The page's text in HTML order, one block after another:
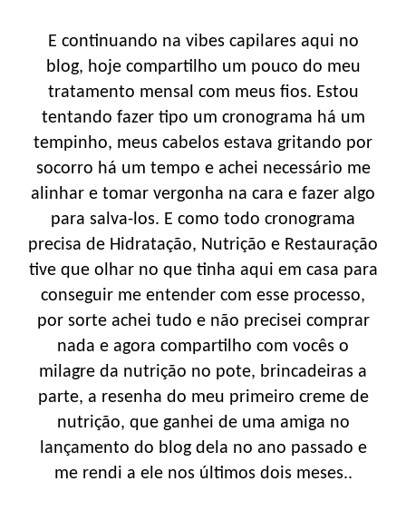
E continuando na vibes capilares aqui no
blog, hoje compartilho um pouco do meu
tratamento mensal com meus fios. Estou
tentando fazer tipo um cronograma há um
tempinho, meus cabelos estava gritando por
socorro há um tempo e achei necessário me
alinhar e tomar vergonha na cara e fazer algo
para salva-los. E como todo cronograma
precisa de Hidratação, Nutrição e Restauração
tive que olhar no que tinha aqui em casa para
conseguir me entender com esse processo,
por sorte achei tudo e não precisei comprar
nada e agora compartilho com vocês o
milagre da nutrição no pote, brincadeiras a
parte, a resenha do meu primeiro creme de
nutrição, que ganhei de uma amiga no
lançamento do blog dela no ano passado e
me rendi a ele nos últimos dois meses..